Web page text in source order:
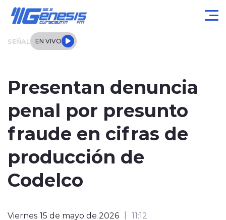
SEÑAL EN VIVO
Regional
Tendencias
Internacional
Presentan denuncia
penal por presunto
fraude en cifras de
producción de
Codelco
Viernes 15 de mayo de 2026 11:12